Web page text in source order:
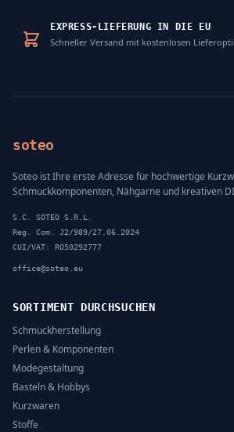
EXPRESS-LIEFERUNG IN DIE EU
Schneller Versand mit kostenlosen
soteo
Soteo ist Ihre erste Adresse für hochwertige
Schmuckkomponenten, Nähgarne und kreativen
S.C. SOTEO S.R.L.
Reg. Com. J2/989/27.06.2024
CUI/VAT: RO50292777
office@soteo.eu
SORTIMENT DURCHSUCHEN
Schmuckherstellung
Perlen & Komponenten
Modegestaltung
Basteln & Hobbys
Kurzwaren
Stoffe